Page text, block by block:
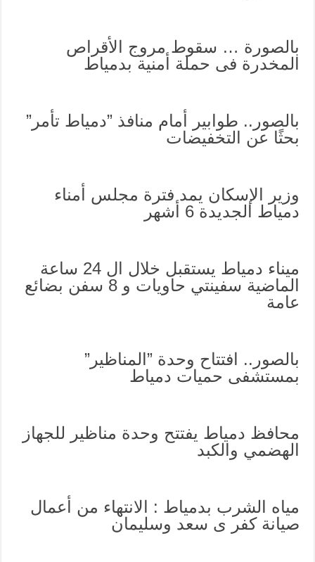
بالصورة … سقوط مروج الأقراص
المخدرة فى حملة أمنية بدمياط
بالصور.. طوابير أمام منافذ ”دمياط تأمر”
بحثًا عن التخفيضات
وزير الإسكان يمد فترة مجلس أمناء
دمياط الجديدة 6 أشهر
ميناء دمياط يستقبل خلال ال 24 ساعة
الماضية سفينتي حاويات و 8 سفن بضائع
عامة
بالصور.. افتتاح وحدة ”المناظير”
بمستشفى حميات دمياط
محافظ دمياط يفتتح وحدة مناظير للجهاز
الهضمي والكبد
مياه الشرب بدمياط : الانتهاء من أعمال
صيانة كفر ى سعد وسليمان